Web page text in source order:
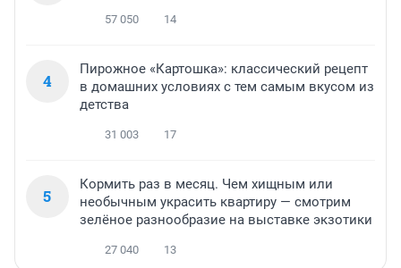
57 050 14
4
Пирожное «Картошка»: классический рецепт
в домашних условиях с тем самым вкусом из
детства
31 003 17
5
Кормить раз в месяц. Чем хищным или
необычным украсить квартиру — смотрим
зелёное разнообразие на выставке экзотики
27 040 13